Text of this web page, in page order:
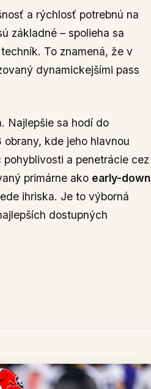
a rýchlosť potrebnú na
základné – spolieha sa
To znamená, že v
dynamickejšími pass
Najlepšie sa hodí do
kde jeho hlavnou
a penetrácie cez
primárne ako early-down
ihriska. Je to výborná
dostupných